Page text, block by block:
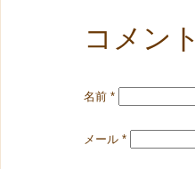
コメント
名前 *
メール *